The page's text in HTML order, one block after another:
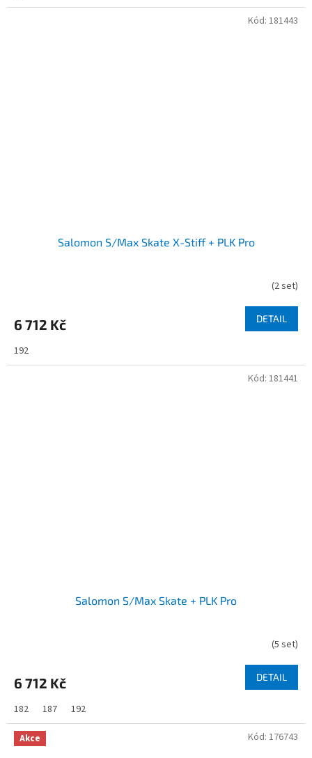
Salomon S/Max Skate X-Stiff + PLK Pro
(2 set)
6 712 Kč DETAIL
192
Kód: 181443
Salomon S/Max Skate + PLK Pro
(5 set)
6 712 Kč DETAIL
182 187 192
Kód: 181441
Akce Kód: 176743